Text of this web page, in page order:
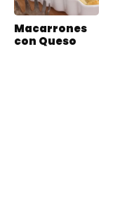
Macarrones
con Queso